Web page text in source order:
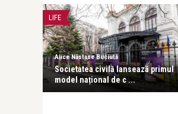
Buciuta
civilă lansează primul
național de c ...
FRUMUSETE
GRAL